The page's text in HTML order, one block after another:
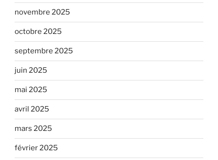
novembre 2025
octobre 2025
septembre 2025
juin 2025
mai 2025
avril 2025
mars 2025
février 2025